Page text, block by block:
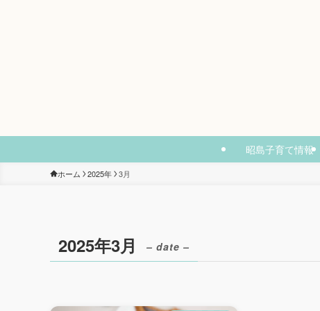
昭島子育て情報
ホーム 2025年 3月
2025年3月 – date –